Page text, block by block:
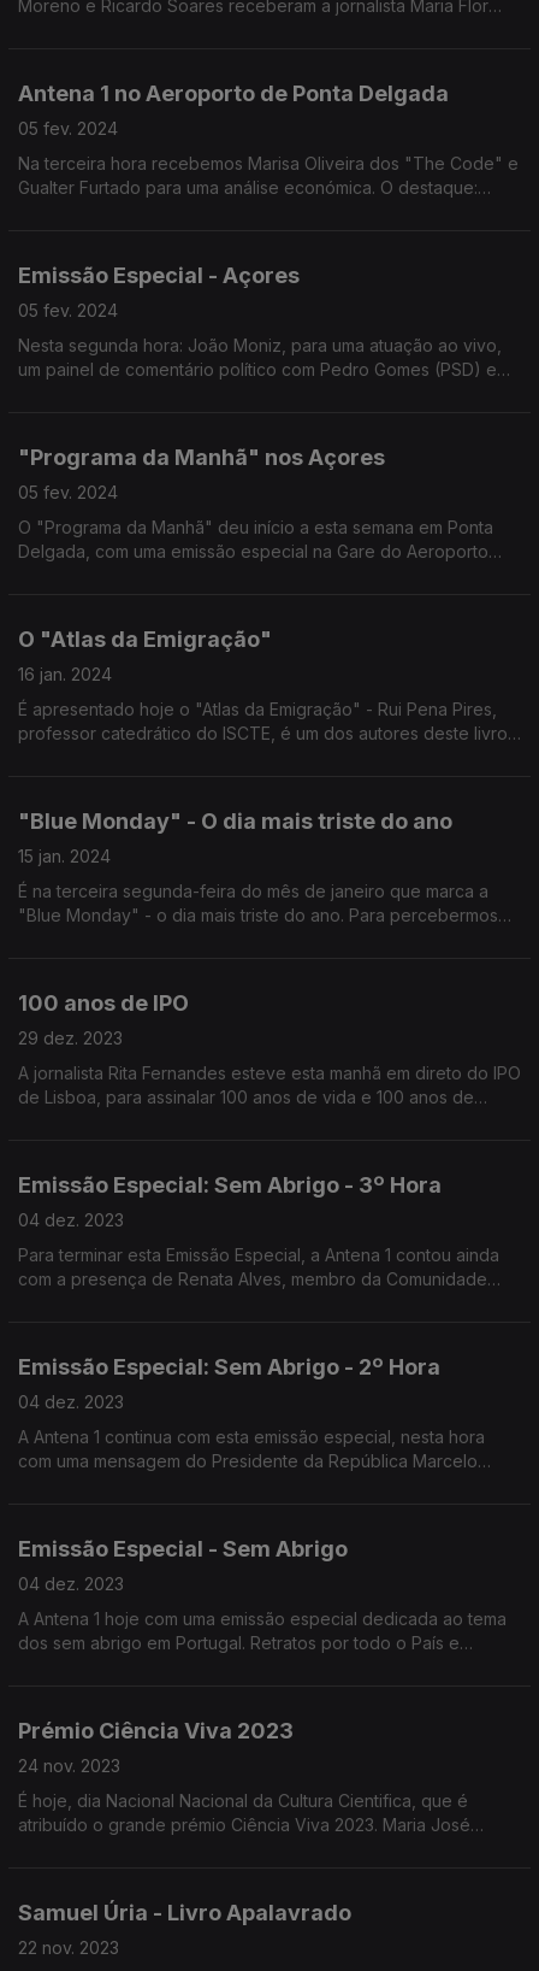
Moreno e Ricardo Soares receberam a jornalista Maria Flor
Antena 1 no Aeroporto de Ponta Delgada
05 fev. 2024
Na terceira hora recebemos Marisa Oliveira dos "The Code" e
Gualter Furtado para uma análise económica. O destaque:
Emissão Especial - Açores
05 fev. 2024
Nesta segunda hora: João Moniz, para uma atuação ao vivo,
um painel de comentário político com Pedro Gomes (PSD) e
"Programa da Manhã" nos Açores
05 fev. 2024
O "Programa da Manhã" deu início a esta semana em Ponta
Delgada, com uma emissão especial na Gare do Aeroporto
O "Atlas da Emigração"
16 jan. 2024
É apresentado hoje o "Atlas da Emigração" - Rui Pena Pires,
professor catedrático do ISCTE, é um dos autores deste livro
"Blue Monday" - O dia mais triste do ano
15 jan. 2024
É na terceira segunda-feira do mês de janeiro que marca a
"Blue Monday" - o dia mais triste do ano. Para percebermos
100 anos de IPO
29 dez. 2023
A jornalista Rita Fernandes esteve esta manhã em direto do IPO
de Lisboa, para assinalar 100 anos de vida e 100 anos de
Emissão Especial: Sem Abrigo - 3º Hora
04 dez. 2023
Para terminar esta Emissão Especial, a Antena 1 contou ainda
com a presença de Renata Alves, membro da Comunidade
Emissão Especial: Sem Abrigo - 2º Hora
04 dez. 2023
A Antena 1 continua com esta emissão especial, nesta hora
com uma mensagem do Presidente da República Marcelo
Emissão Especial - Sem Abrigo
04 dez. 2023
A Antena 1 hoje com uma emissão especial dedicada ao tema
dos sem abrigo em Portugal. Retratos por todo o País e
Prémio Ciência Viva 2023
24 nov. 2023
É hoje, dia Nacional Nacional da Cultura Cientifica, que é
atribuído o grande prémio Ciência Viva 2023. Maria José
Samuel Úria - Livro Apalavrado
22 nov. 2023